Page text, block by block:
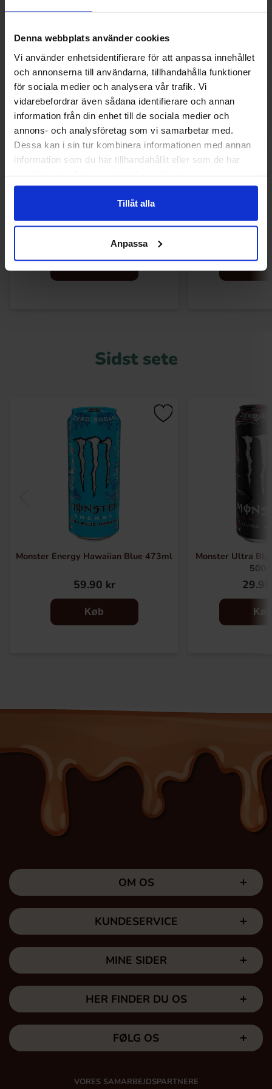
Denna webbplats använder cookies
Vi använder enhetsidentifierare för att anpassa innehållet
och annonserna till användarna, tillhandahålla funktioner
för sociala medier och analysera vår trafik. Vi
vidarebefordrar även sådana identifierare och annan
information från din enhet till de sociala medier och
annons- och analysföretag som vi samarbetar med.
Dessa kan i sin tur kombinera informationen med annan
information som du har tillhandahållit eller som de har
Tillåt alla
Anpassa
Andre kunne lide
59.90 kr
Køb
Sidst sete
Monster Energy Hawaiian Blue 473ml
59.90 kr
Køb
Monster Ultra
Køb
OM OS
KUNDESERVICE
MINE SIDER
HER FINDER DU OS
FØLG OS
VORES SAMARBEJDSPARTNERE